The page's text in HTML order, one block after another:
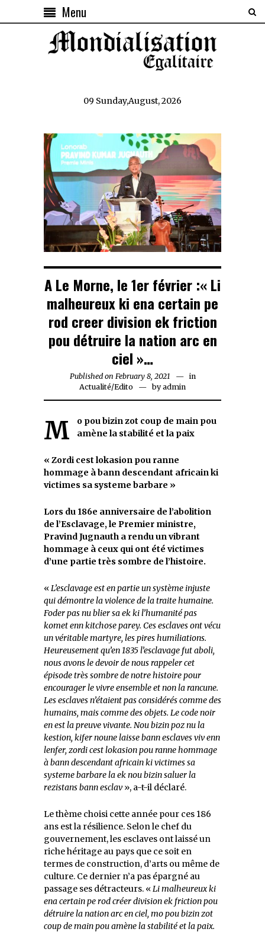
Menu
09 Sunday,August, 2026
A Le Morne, le 1er février :« Li
malheureux ki ena certain pe
rod creer division ek friction
pou détruire la nation arc en
ciel »…
Published on February 8, 2021 February
8,
in
Actualité/Edito byadmin
Mo pou bizin zot coup de main pou amène la stabilité et la paix
« Zordi cest lokasion pou ranne
hommage à bann descendant africain ki
victimes sa systeme barbare »
Lors du 186e anniversaire de l’abolition
de l’Esclavage, le Premier ministre,
Pravind Jugnauth a rendu un vibrant
hommage à ceux qui ont été victimes
d’une partie très sombre de l’histoire.
«L’esclavage est en partie un système injuste
qui démontre la violence de la traite humaine.
Foder pas nu blier sa ek ki l’humanité pas
komet enn kitchose parey. Ces esclaves ont vécu
un véritable martyre, les pires humiliations.
Heureusement qu’en 1835 l’esclavage fut aboli,
nous avons le devoir de nous rappeler cet
épisode très sombre de notre histoire pour
encourager le vivre ensemble et non la rancune.
Les esclaves n’étaient pas considérés comme des
humains, mais comme des objets. Le code noir
en est la preuve vivante. Nou bizin poz nu la
kestion, kifer noune laisse bann esclaves viv enn
lenfer, zordi cest lokasion pou ranne hommage
à bann descendant africain ki victimes sa
systeme barbare la ek nou bizin saluer la
rezistans bann esclav », a-t-il déclaré.
Le thème choisi cette année pour ces 186
ans est la résilience. Selon le chef du
gouvernement, les esclaves ont laissé un
riche héritage au pays que ce soit en
termes de construction, d’arts ou même de
culture. Ce dernier n’a pas épargné au
passage ses détracteurs. «Li malheureux ki
ena certain pe rod créer division ek friction pou
détruire la nation arc en ciel, mo pou bizin zot
coup de main pou amène la stabilité et la paix.